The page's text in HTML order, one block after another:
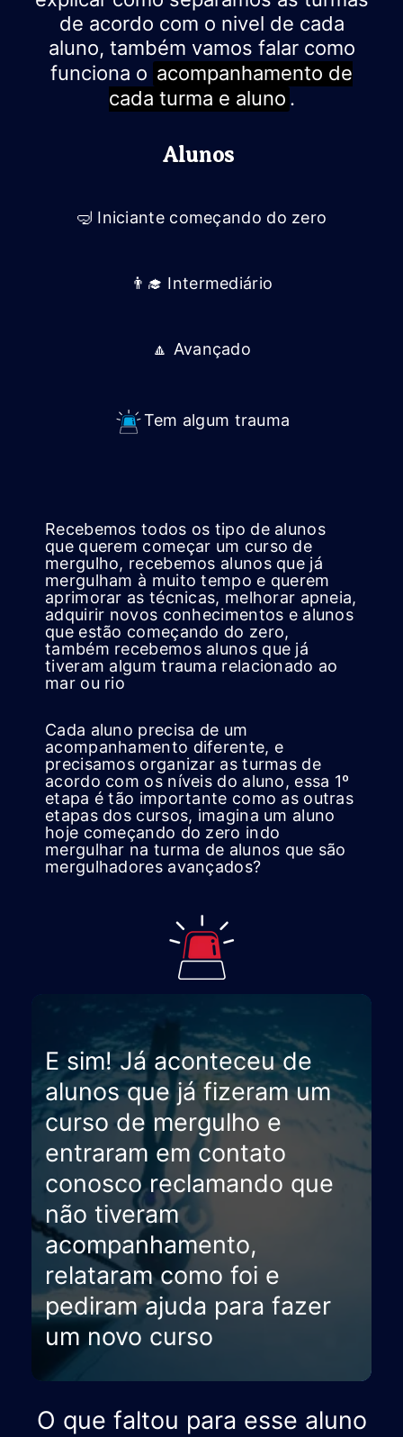
de acordo com o nivel de cada
aluno, também vamos falar como
funciona o acompanhamento de
cada turma e aluno .
Alunos
🤿 Iniciante começando do zero
👨‍🎓 Intermediário
🔼 Avançado
Tem algum trauma
Recebemos todos os tipo de alunos
que querem começar um curso de
mergulho, recebemos alunos que já
mergulham à muito tempo e querem
aprimorar as técnicas, melhorar apneia,
adquirir novos conhecimentos e alunos
que estão começando do zero,
também recebemos alunos que já
tiveram algum trauma relacionado ao
mar ou rio
Cada aluno precisa de um
acompanhamento diferente, e
precisamos organizar as turmas de
acordo com os níveis do aluno, essa 1º
etapa é tão importante como as outras
etapas dos cursos, imagina um aluno
hoje começando do zero indo
mergulhar na turma de alunos que são
mergulhadores avançados?
E sim! Já aconteceu de
alunos que já fizeram um
curso de mergulho e
entraram em contato
conosco reclamando que
não tiveram
acompanhamento,
relataram como foi e
pediram ajuda para fazer
um novo curso
O que faltou para esse aluno